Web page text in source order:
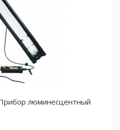
люминесцентный